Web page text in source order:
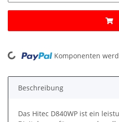
Komponenten
Beschreibung
Das Hitec D840WP ist ein